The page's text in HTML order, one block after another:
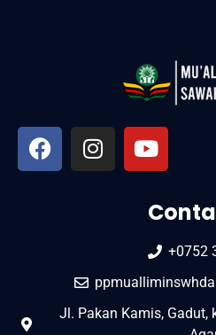
+0752
Jl. Pakan Kamis, Gadut,